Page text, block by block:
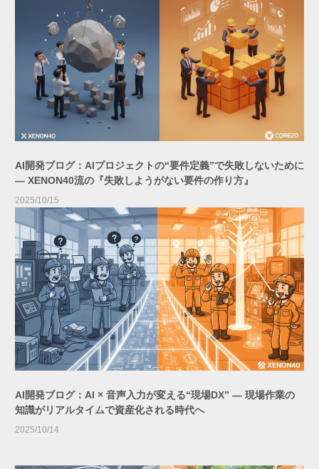
AI開発ブログ：AIプロジェクトの“要件定義”で失敗しないために
― XENON40流の『失敗しようがない要件の作り方』
2025/10/15
AI開発ブログ：AI × 音声入力が変える“現場DX” ― 現場作業の
知識がリアルタイムで資産化される時代へ
2025/10/14